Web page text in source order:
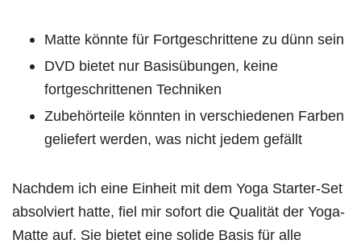
Matte könnte für Fortgeschrittene zu dünn sein
DVD bietet nur Basisübungen, keine
fortgeschrittenen Techniken
Zubehörteile könnten in verschiedenen Farben
geliefert werden, was nicht jedem gefällt
Nachdem ich eine Einheit mit dem Yoga Starter-Set
absolviert hatte, fiel mir sofort die Qualität der Yoga-
Matte auf. Sie bietet eine solide Basis für alle